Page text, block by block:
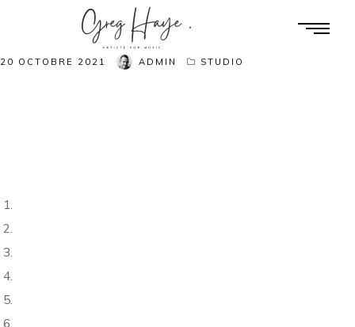
20 OCTOBRE 2021 ADMIN STUDIO